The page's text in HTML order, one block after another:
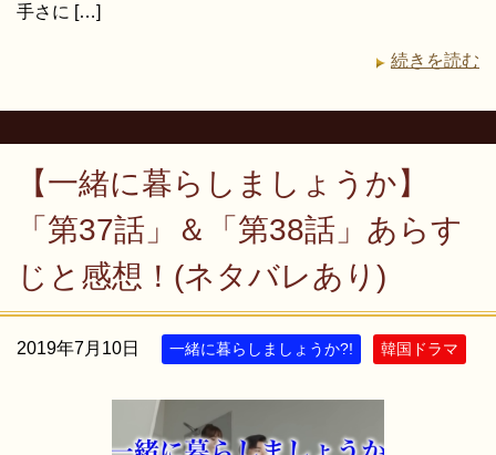
手さに […]
続きを読む
【一緒に暮らしましょうか】
「第37話」＆「第38話」あらす
じと感想！(ネタバレあり)
2019年7月10日 一緒に暮らしましょうか?! 韓国ドラマ